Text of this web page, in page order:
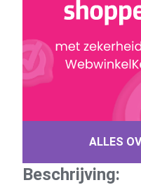
ALLES
Beschrijving: